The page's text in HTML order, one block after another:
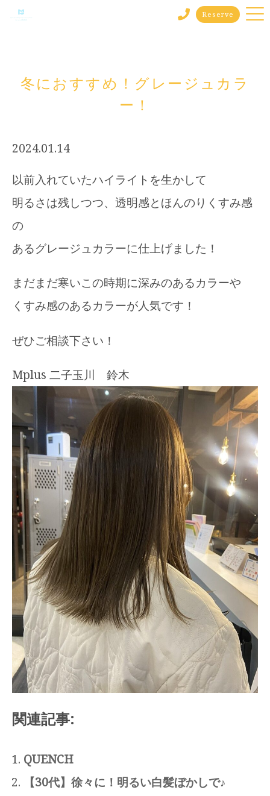
Reserve
冬におすすめ！グレージュカラ
ー！
2024.01.14
以前入れていたハイライトを生かして
明るさは残しつつ、透明感とほんのりくすみ感
の
あるグレージュカラーに仕上げました！
まだまだ寒いこの時期に深みのあるカラーや
くすみ感のあるカラーが人気です！
ぜひご相談下さい！
Mplus 二子玉川 鈴木
関連記事:
QUENCH
【30代】徐々に！明るい白髪ぼかしで♪